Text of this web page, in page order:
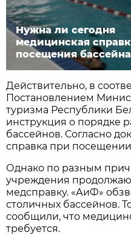
Нужна ли сегодня
медицинская
посещения
Действительно, в
Постановлением
туризма Республики
инструкция о порядке
бассейнов. Согласно
справка при
Однако по разным
учреждения
медсправку. «АиФ»
столичных бассейнов.
сообщили, что
требуется.